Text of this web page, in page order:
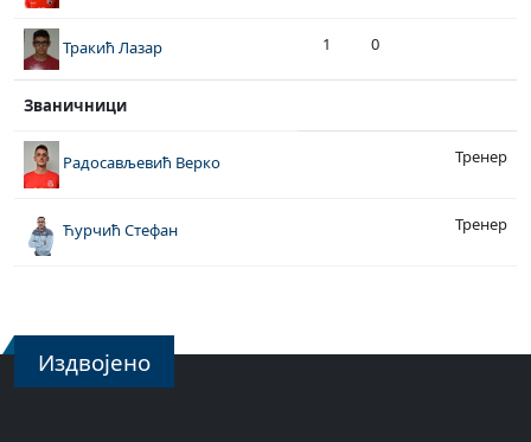
Тракић Лазар 1 0
Званичници
Радосављевић Верко Тренер
Ћурчић Стефан Тренер
Издвојено